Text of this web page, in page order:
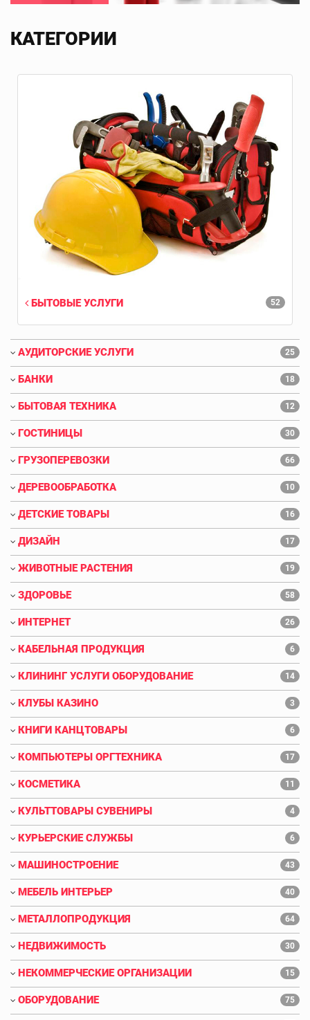
КАТЕГОРИИ
52
БЫТОВЫЕ УСЛУГИ
АУДИТОРСКИЕ УСЛУГИ 25
БАНКИ 18
БЫТОВАЯ ТЕХНИКА 12
ГОСТИНИЦЫ 30
ГРУЗОПЕРЕВОЗКИ 66
ДЕРЕВООБРАБОТКА 10
ДЕТСКИЕ ТОВАРЫ 16
ДИЗАЙН 17
ЖИВОТНЫЕ РАСТЕНИЯ 19
ЗДОРОВЬЕ 58
ИНТЕРНЕТ 26
КАБЕЛЬНАЯ ПРОДУКЦИЯ 6
КЛИНИНГ УСЛУГИ ОБОРУДОВАНИЕ 14
КЛУБЫ КАЗИНО 3
КНИГИ КАНЦТОВАРЫ 6
КОМПЬЮТЕРЫ ОРГТЕХНИКА 17
КОСМЕТИКА 11
КУЛЬТТОВАРЫ СУВЕНИРЫ 4
КУРЬЕРСКИЕ СЛУЖБЫ 6
МАШИНОСТРОЕНИЕ 43
МЕБЕЛЬ ИНТЕРЬЕР 40
МЕТАЛЛОПРОДУКЦИЯ 64
НЕДВИЖИМОСТЬ 30
НЕКОММЕРЧЕСКИЕ ОРГАНИЗАЦИИ 15
ОБОРУДОВАНИЕ 75